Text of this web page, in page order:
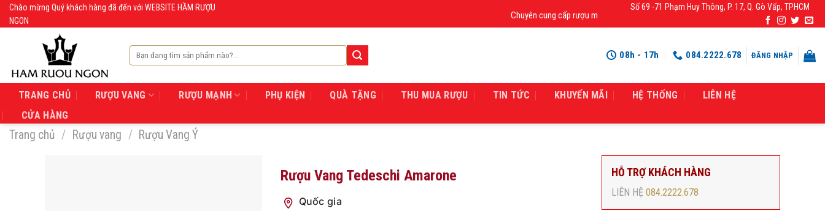
SkipChào mừng Quý khách hàng đã đến với WEBSITE HẦM RƯỢU
NGON
Chuyên cung cấp rượu mạnh chính hãng, rượu vang nhập khẩu cao cấp chính hãng giá rẻ số 1
Số 69 -71 Phạm Huy Thông, P. 17, Q. Gò Vấp, TPHCM
Tìm
kiếm:
08h - 17h 084.2222.678 ĐĂNG NHẬP
TRANG CHỦ RƯỢU VANG RƯỢU MẠNH PHỤ KIỆN QUÀ TẶNG THU MUA RƯỢU TIN TỨC KHUYẾN MÃI HỆ THỐNG
LIÊN HỆ
CỬA HÀNG
Trang chủ / Rượu vang / Rượu Vang Ý
HỖ TRỢ KHÁCH HÀNG
LIÊN HỆ 084.2222.678
Rượu Vang Tedeschi Amarone
Quốc gia